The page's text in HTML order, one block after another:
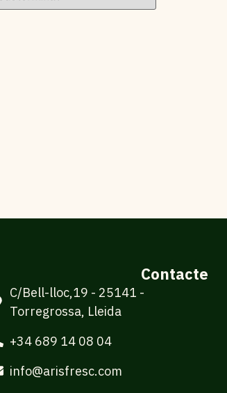
Contacte
C/Bell-lloc,19 - 25141 -
Torregrossa, Lleida
+34 689 14 08 04
info@arisfresc.com